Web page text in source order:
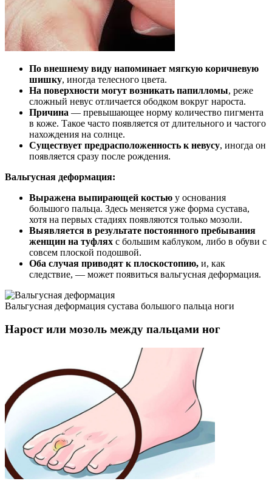
По внешнему виду напоминает мягкую коричневую
шишку, иногда телесного цвета.
На поверхности могут возникать папилломы, реже
сложный невус отличается ободком вокруг нароста.
Причина — превышающее норму количество пигмента
в коже. Такое часто появляется от длительного и частого
нахождения на солнце.
Существует предрасположенность к невусу, иногда он
появляется сразу после рождения.
Вальгусная деформация:
Выражена выпирающей костью у основания
большого пальца. Здесь меняется уже форма сустава,
хотя на первых стадиях появляются только мозоли.
Выявляется в результате постоянного пребывания
женщин на туфлях с большим каблуком, либо в обуви с
совсем плоской подошвой.
Оба случая приводят к плоскостопию, и, как
следствие, — может появиться вальгусная деформация.
Вальгусная деформация сустава большого пальца ноги
Нарост или мозоль между пальцами ног